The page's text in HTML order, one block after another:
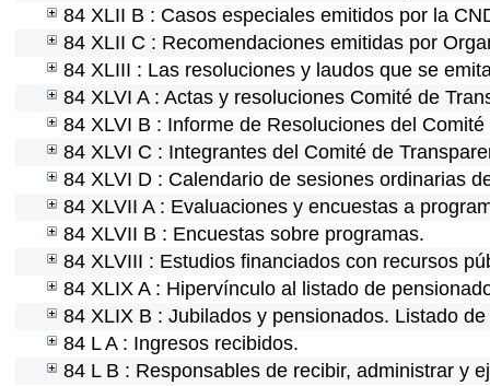
84 XLII B : Casos especiales emitidos por la
84 XLII C : Recomendaciones emitidas por
84 XLIII : Las resoluciones y laudos que se
84 XLVI A : Actas y resoluciones Comité de
84 XLVI B : Informe de Resoluciones del
84 XLVI C : Integrantes del Comité de
84 XLVI D : Calendario de sesiones ordinarias
84 XLVII A : Evaluaciones y encuestas a
84 XLVII B : Encuestas sobre programas.
84 XLVIII : Estudios financiados con recursos
84 XLIX A : Hipervínculo al listado de
84 XLIX B : Jubilados y pensionados. Listado
84 L A : Ingresos recibidos.
84 L B : Responsables de recibir, administrar y